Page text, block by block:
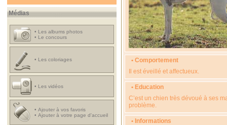
Médias
• Les albums photos
• Le concours
• Les coloriages
• Les vidéos
• Ajouter à vos favoris
• Ajouter à votre page d'accueil
• Comportement
Il est éveillé et affectueux.
• Education
C’est un chien très dévoué à ses
problème.
• Informations